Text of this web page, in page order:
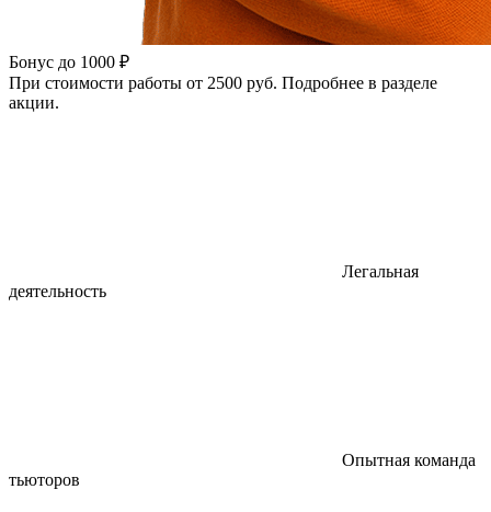
Бонус до 1000 ₽
При стоимости работы от 2500 руб. Подробнее в разделе
акции.
Легальная
деятельность
Опытная команда
тьюторов